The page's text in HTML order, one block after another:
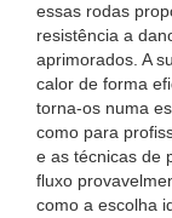
essas rodas
resistência a
aprimorados. A
calor de forma
torna-os numa
como para
e as técnicas de
fluxo
como a escolha